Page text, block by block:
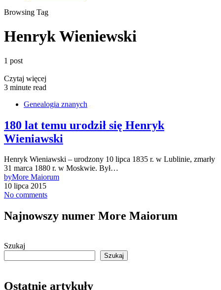
Browsing Tag
Henryk Wieniewski
1 post
Czytaj więcej
3 minute read
Genealogia znanych
180 lat temu urodził się Henryk
Wieniawski
Henryk Wieniawski – urodzony 10 lipca 1835 r. w Lublinie, zmarły
31 marca 1880 r. w Moskwie. Był…
byMore Maiorum
10 lipca 2015
No comments
Najnowszy numer More Maiorum
Szukaj
Szukaj
Ostatnie artykuły